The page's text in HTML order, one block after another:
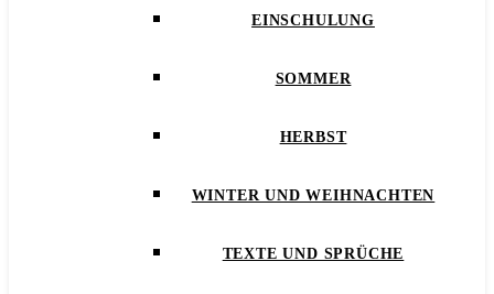
EINSCHULUNG
SOMMER
HERBST
WINTER UND WEIHNACHTEN
TEXTE UND SPRÜCHE